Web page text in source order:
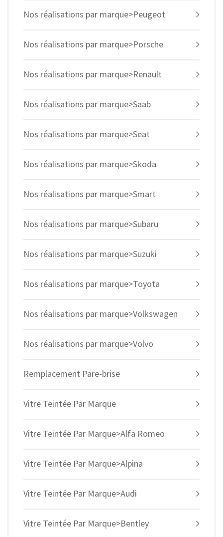
Nos réalisations par marque>Peugeot
Nos réalisations par marque>Porsche
Nos réalisations par marque>Renault
Nos réalisations par marque>Saab
Nos réalisations par marque>Seat
Nos réalisations par marque>Skoda
Nos réalisations par marque>Smart
Nos réalisations par marque>Subaru
Nos réalisations par marque>Suzuki
Nos réalisations par marque>Toyota
Nos réalisations par marque>Volkswagen
Nos réalisations par marque>Volvo
Remplacement Pare-brise
Vitre Teintée Par Marque
Vitre Teintée Par Marque>Alfa Romeo
Vitre Teintée Par Marque>Alpina
Vitre Teintée Par Marque>Audi
Vitre Teintée Par Marque>Bentley